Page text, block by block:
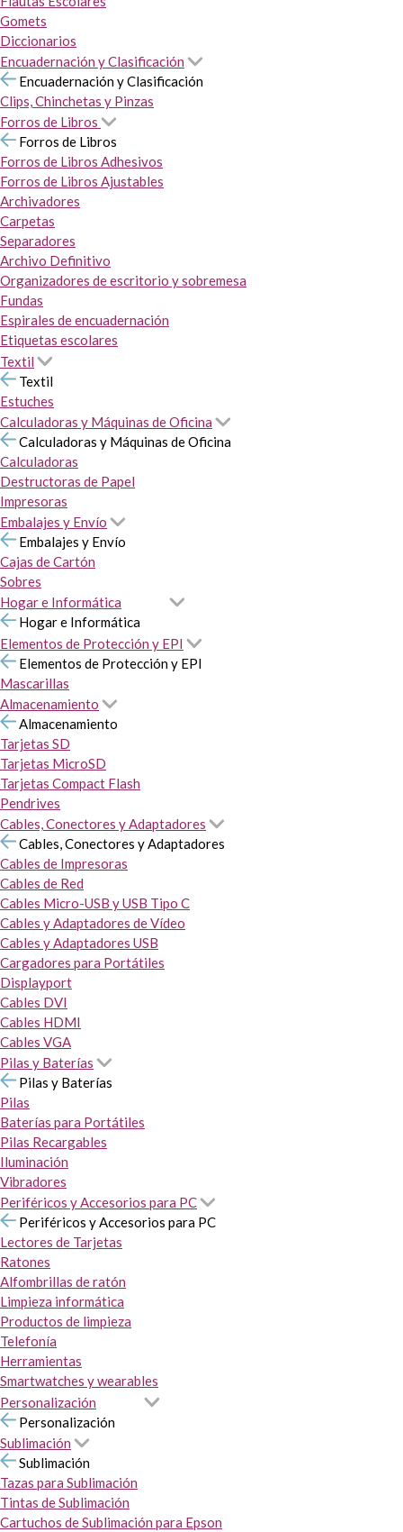
Gomets
Diccionarios
Encuadernación y Clasificación
Encuadernación y Clasificación
Clips, Chinchetas y Pinzas
Forros de Libros
Forros de Libros
Forros de Libros Adhesivos
Forros de Libros Ajustables
Archivadores
Carpetas
Separadores
Archivo Definitivo
Organizadores de escritorio y sobremesa
Fundas
Espirales de encuadernación
Etiquetas escolares
Textil
Textil
Estuches
Calculadoras y Máquinas de Oficina
Calculadoras y Máquinas de Oficina
Calculadoras
Destructoras de Papel
Impresoras
Embalajes y Envío
Embalajes y Envío
Cajas de Cartón
Sobres
Hogar e Informática
Hogar e Informática
Elementos de Protección y EPI
Elementos de Protección y EPI
Mascarillas
Almacenamiento
Almacenamiento
Tarjetas SD
Tarjetas MicroSD
Tarjetas Compact Flash
Pendrives
Cables, Conectores y Adaptadores
Cables, Conectores y Adaptadores
Cables de Impresoras
Cables de Red
Cables Micro-USB y USB Tipo C
Cables y Adaptadores de Vídeo
Cables y Adaptadores USB
Cargadores para Portátiles
Displayport
Cables DVI
Cables HDMI
Cables VGA
Pilas y Baterías
Pilas y Baterías
Pilas
Baterías para Portátiles
Pilas Recargables
Iluminación
Vibradores
Periféricos y Accesorios para PC
Periféricos y Accesorios para PC
Lectores de Tarjetas
Ratones
Alfombrillas de ratón
Limpieza informática
Productos de limpieza
Telefonía
Herramientas
Smartwatches y wearables
Personalización
Personalización
Sublimación
Sublimación
Tazas para Sublimación
Tintas de Sublimación
Cartuchos de Sublimación para Epson